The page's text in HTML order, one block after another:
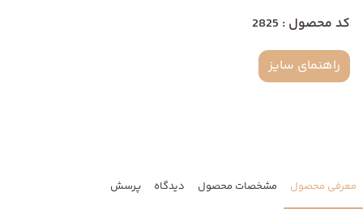
کد محصول : 2825
راهنمای سایز
معرفی محصول مشخصات محصول دیدگاه پرسش